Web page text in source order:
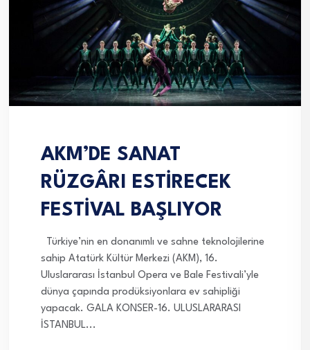
AKM’DE SANAT
RÜZGÂRI ESTİRECEK
FESTİVAL BAŞLIYOR
Türkiye’nin en donanımlı ve sahne teknolojilerine
sahip Atatürk Kültür Merkezi (AKM), 16.
Uluslararası İstanbul Opera ve Bale Festivali’yle
dünya çapında prodüksiyonlara ev sahipliği
yapacak. GALA KONSER-16. ULUSLARARASI
İSTANBUL...